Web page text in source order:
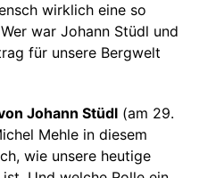
wirklich eine so
war Johann Stüdl und
für unsere Bergwelt
Johann Stüdl (am 29.
Mehle in diesem
wie unsere heutige